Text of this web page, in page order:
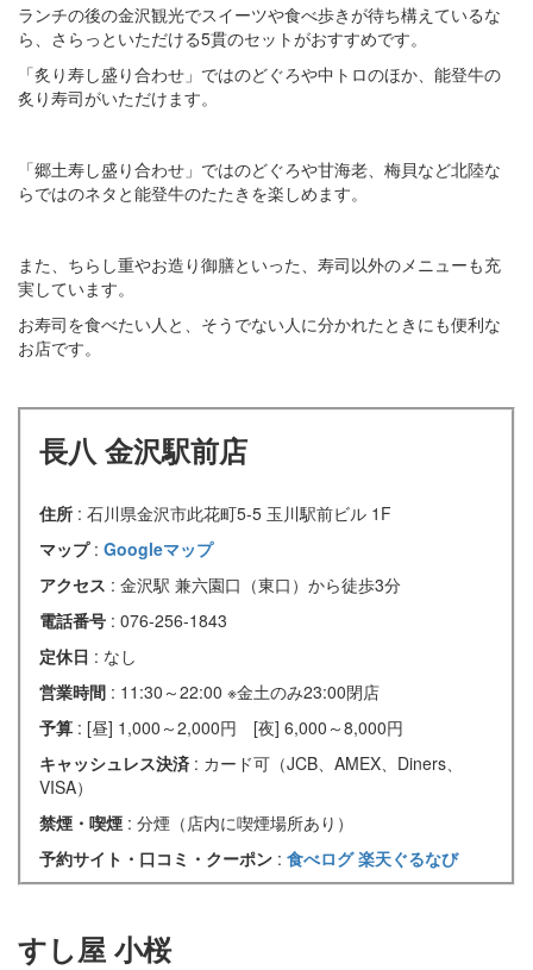
ランチの後の金沢観光でスイーツや食べ歩きが待ち構えているな
ら、さらっといただける5貫のセットがおすすめです。
「炙り寿し盛り合わせ」ではのどぐろや中トロのほか、能登牛の
炙り寿司がいただけます。
「郷土寿し盛り合わせ」ではのどぐろや甘海老、梅貝など北陸な
らではのネタと能登牛のたたきを楽しめます。
また、ちらし重やお造り御膳といった、寿司以外のメニューも充
実しています。
お寿司を食べたい人と、そうでない人に分かれたときにも便利な
お店です。
長八 金沢駅前店
住所 : 石川県金沢市此花町5-5 玉川駅前ビル 1F
マップ : Googleマップ
アクセス : 金沢駅 兼六園口（東口）から徒歩3分
電話番号 : 076-256-1843
定休日 : なし
営業時間 : 11:30～22:00 ※金土のみ23:00閉店
予算 : [昼] 1,000～2,000円 [夜] 6,000～8,000円
キャッシュレス決済 : カード可（JCB、AMEX、Diners、
VISA）
禁煙・喫煙 : 分煙（店内に喫煙場所あり）
予約サイト・口コミ・クーポン : 食べログ楽天ぐるなび
すし屋 小桜